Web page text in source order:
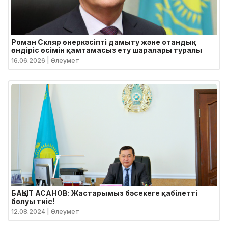
Роман Скляр өнеркәсіпті дамыту және отандық
өндіріс өсімін қамтамасыз ету шаралары туралы
16.06.2026 | Әлеумет
БАҚЫТ АСАНОВ: Жастарымыз бәсекеге қабілетті
болуы тиіс!
12.08.2024 | Әлеумет